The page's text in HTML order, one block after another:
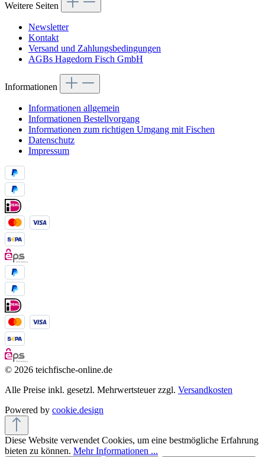
Weitere Seiten
Newsletter
Kontakt
Versand und Zahlungsbedingungen
AGBs Hagedorn Fisch GmbH
Informationen
Informationen allgemein
Informationen Bestellvorgang
Informationen zum richtigen Umgang mit Fischen
Datenschutz
Impressum
© 2026 teichfische-online.de
Alle Preise inkl. gesetzl. Mehrwertsteuer zzgl. Versandkosten
Powered by cookie.design
Diese Website verwendet Cookies, um eine bestmögliche Erfahrung
bieten zu können. Mehr Informationen ...